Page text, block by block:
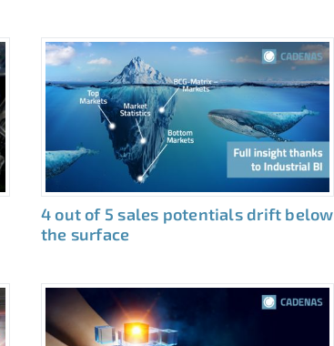
4 out of 5 sales potentials drift below
the surface